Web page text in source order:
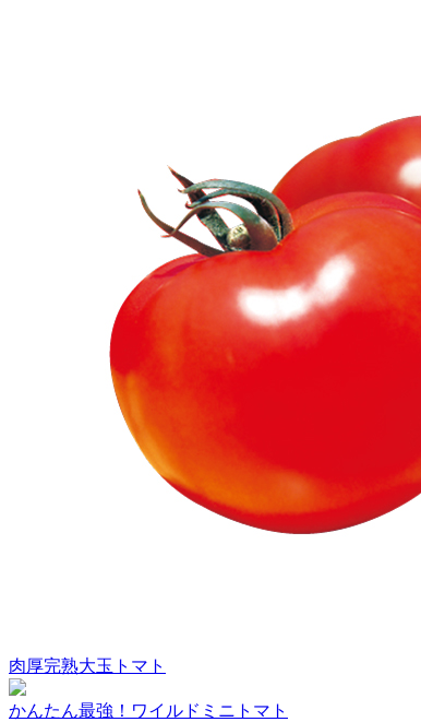
肉厚完熟大玉トマト
かんたん最強！ワイルドミニトマト